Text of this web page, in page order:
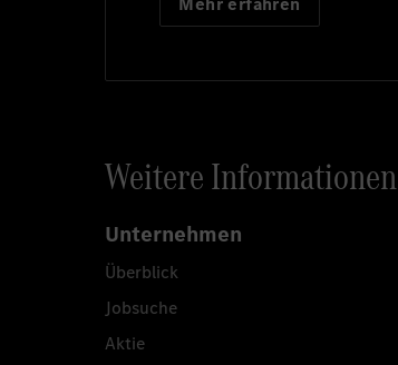
Weitere Informationen
Unternehmen
Überblick
Jobsuche
Aktie